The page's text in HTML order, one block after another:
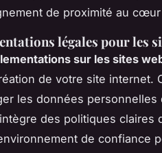
de proximité au
légales pour les
sur les sites
de votre site internet.
les données personnelles
des politiques claires
de confiance